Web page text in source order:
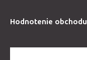
Hodnotenie obchodu